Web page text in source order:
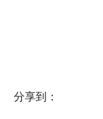
分享到：